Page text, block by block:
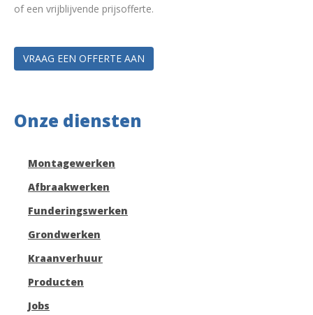
of een vrijblijvende prijsofferte.
VRAAG EEN OFFERTE AAN
Onze diensten
Montagewerken
Afbraakwerken
Funderingswerken
Grondwerken
Kraanverhuur
Producten
Jobs